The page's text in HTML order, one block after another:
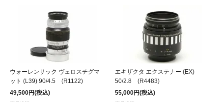
ウォーレンサック ヴェロスチグマ
ット (L39) 90/4.5 (R1122)
49,500円(税込)
エキザクタ エクステナー (EX)
50/2.8 (R4483)
55,000円(税込)